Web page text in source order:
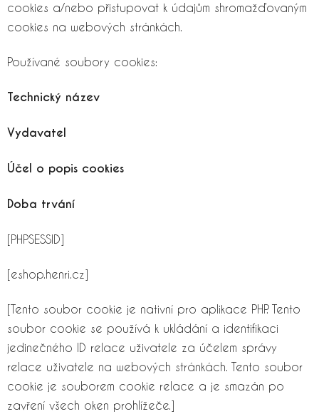
cookies a/nebo přistupovat k údajům shromažďovaným
cookies na webových stránkách.
Používané soubory cookies:
Technický název
Vydavatel
Účel o popis cookies
Doba trvání
[PHPSESSID]
[eshop.henri.cz]
[Tento soubor cookie je nativní pro aplikace PHP. Tento
soubor cookie se používá k ukládání a identifikaci
jedinečného ID relace uživatele za účelem správy
relace uživatele na webových stránkách. Tento soubor
cookie je souborem cookie relace a je smazán po
zavření všech oken prohlížeče.]